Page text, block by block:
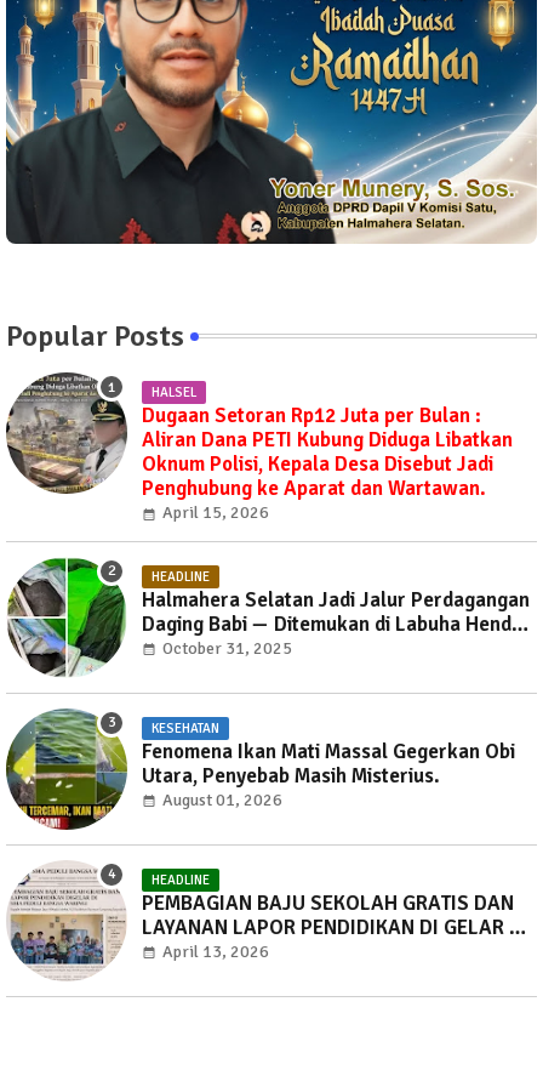
Popular Posts
HALSEL
Dugaan Setoran Rp12 Juta per Bulan :
Aliran Dana PETI Kubung Diduga Libatkan
Oknum Polisi, Kepala Desa Disebut Jadi
Penghubung ke Aparat dan Wartawan.
April 15, 2026
HEADLINE
Halmahera Selatan Jadi Jalur Perdagangan
Daging Babi — Ditemukan di Labuha Hendak
Dibawa ke Weda, Warga Mayoritas Marah,
October 31, 2025
KESEHATAN
Fenomena Ikan Mati Massal Gegerkan Obi
Utara, Penyebab Masih Misterius.
August 01, 2026
HEADLINE
PEMBAGIAN BAJU SEKOLAH GRATIS DAN
LAYANAN LAPOR PENDIDIKAN DI GELAR DI
SMA PEDULI BANGSA WARINGI.
April 13, 2026